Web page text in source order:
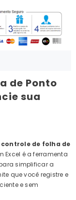
de Ponto
sua
controle de folha de
Excel é a ferramenta
simplificar a
que você registre e
e sem